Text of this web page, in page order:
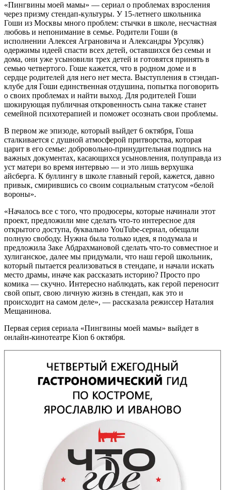
«Пингвины моей мамы» — сериал о проблемах взросления
через призму стендап-культуры. У 15-летнего школьника
Гоши из Москвы много проблем: стычки в школе, несчастная
любовь и непонимание в семье. Родители Гоши (в
исполнении Алексея Аграновича и Александры Урсуляк)
одержимы идеей спасти всех детей, оставшихся без семьи и
дома, они уже усыновили трех детей и готовятся принять в
семью четвертого. Гоше кажется, что в родном доме и в
сердце родителей для него нет места. Выступления в стэндап-
клубе для Гоши единственная отдушина, попытка поговорить
о своих проблемах и найти выход. Для родителей Гоши
шокирующая публичная откровенность сына также станет
семейной психотерапией и поможет осознать свои проблемы.
В первом же эпизоде, который выйдет 6 октября, Гоша
сталкивается с душной атмосферой притворства, которая
царит в его семье: добровольно-принудительная подпись на
важных документах, касающихся усыновления, полуправда из
уст матери во время интервью — и это лишь верхушка
айсберга. К буллингу в школе главный герой, кажется, давно
привык, смирившись со своим социальным статусом «белой
вороны».
«Началось все с того, что продюсеры, которые начинали этот
проект, предложили мне сделать что-то интересное для
открытого доступа, буквально YouTube-сериал, обещали
полную свободу. Нужна была только идея, я подумала и
предложила Заке Абдрахмановой сделать что-то совместное и
хулиганское, далее мы придумали, что наш герой школьник,
который пытается реализоваться в стендапе, и начали искать
место драмы, иначе как рассказать историю? Просто про
комика — скучно. Интересно наблюдать, как герой переносит
свой опыт, свою личную жизнь в стендап, как это и
происходит на самом деле», — рассказала режиссер Наталия
Мещанинова.
Первая серия сериала «Пингвины моей мамы» выйдет в
онлайн-кинотеатре Kion 6 октября.